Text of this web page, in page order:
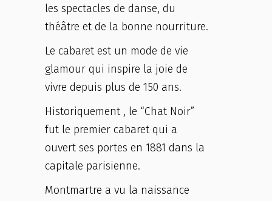
les spectacles de danse, du
théâtre et de la bonne nourriture.
Le cabaret est un mode de vie
glamour qui inspire la joie de
vivre depuis plus de 150 ans.
Historiquement , le “Chat Noir”
fut le premier cabaret qui a
ouvert ses portes en 1881 dans la
capitale parisienne.
Montmartre a vu la naissance